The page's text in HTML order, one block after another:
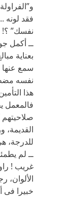
فقد
نفسك” ؟!
ــ أكمل
بعناية
سمع عنها
نفسه
هذا
فالمعمل
القديمة،
للدرجة،
ــ لم
غريب !
الألوان،
خبيرا فى